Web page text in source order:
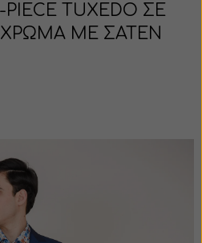
TUXEDO ΣΕ
ΜΕ ΣΑΤΕΝ